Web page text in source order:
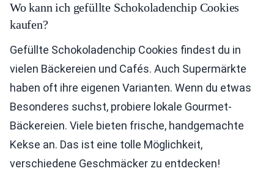
Wo kann ich gefüllte Schokoladenchip Cookies
kaufen?
Gefüllte Schokoladenchip Cookies findest du in
vielen Bäckereien und Cafés. Auch Supermärkte
haben oft ihre eigenen Varianten. Wenn du etwas
Besonderes suchst, probiere lokale Gourmet-
Bäckereien. Viele bieten frische, handgemachte
Kekse an. Das ist eine tolle Möglichkeit,
verschiedene Geschmäcker zu entdecken!